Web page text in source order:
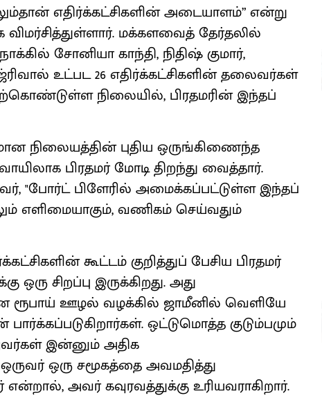
எதிர்க்கட்சிகளின் அடையாளம்” என்று
விமர்சித்துள்ளார். மக்களவைத் தேர்தலில்
சோனியா காந்தி, நிதிஷ் குமார்,
உட்பட 26 எதிர்க்கட்சிகளின் தலைவர்கள்
நிலையில், பிரதமரின் இந்தப்
நிலையத்தின் புதிய ஒருங்கிணைந்த
பிரதமர் மோடி திறந்து வைத்தார்.
"போர்ட் பிளேரில் அமைக்கப்பட்டுள்ள இந்தப்
எளிமையாகும், வணிகம் செய்வதும்
கூட்டம் குறித்துப் பேசிய பிரதமர்
ஒரு சிறப்பு இருக்கிறது. அது
ஊழல் வழக்கில் ஜாமீனில் வெளியே
ஒட்டுமொத்த குடும்பமும்
இன்னும் அதிக
ஒரு சமூகத்தை அவமதித்து
அவர் கவுரவத்துக்கு உரியவராகிறார்.